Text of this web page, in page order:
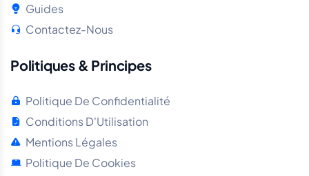
Guides
Contactez-Nous
Politiques & Principes
Politique De Confidentialité
Conditions D'Utilisation
Mentions Légales
Politique De Cookies